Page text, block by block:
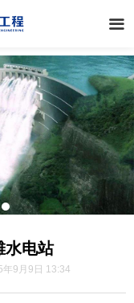
끀
水电站
年9月9日 13:34